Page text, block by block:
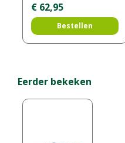
€ 62,95
Bestellen
Eerder bekeken